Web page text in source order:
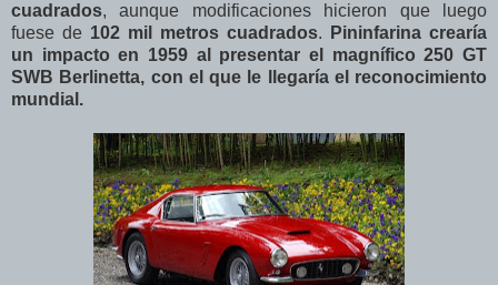
cuadrados, aunque modificaciones hicieron que luego
fuese de 102 mil metros cuadrados.
Pininfarina crearía
un impacto en 1959 al presentar el magnífico 250 GT
SWB Berlinetta, con el que le llegaría el reconocimiento
mundial.